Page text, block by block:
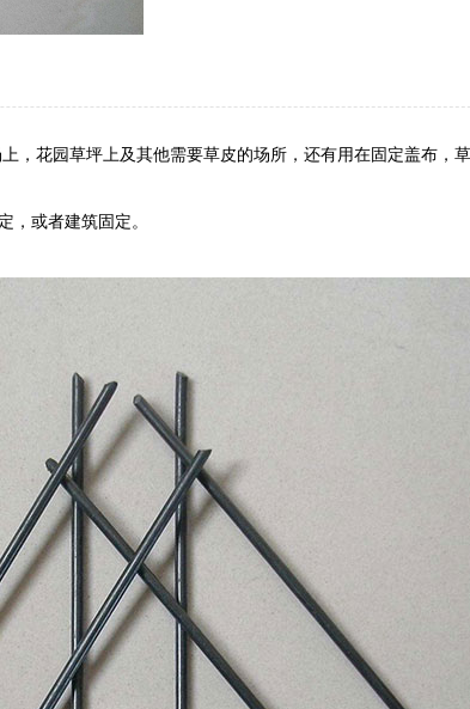
，花园草坪上及其他需要草皮的场所，还有用在固定盖布，
，或者建筑固定。